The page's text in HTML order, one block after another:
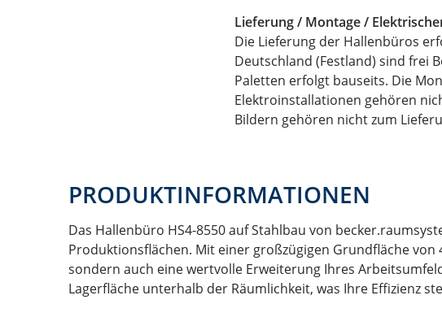
Lieferung / Montage /
Die Lieferung der Hallenbüros
Deutschland (Festland) sind frei
Paletten erfolgt bauseits. Die
Elektroinstallationen gehören
Bildern gehören nicht zum
PRODUKTINFORMATIONEN
Das Hallenbüro HS4-8550 auf Stahlbau von
Produktionsflächen. Mit einer großzügigen Grundfläche
sondern auch eine wertvolle Erweiterung Ihres
Lagerfläche unterhalb der Räumlichkeit, was Ihre Effizienz